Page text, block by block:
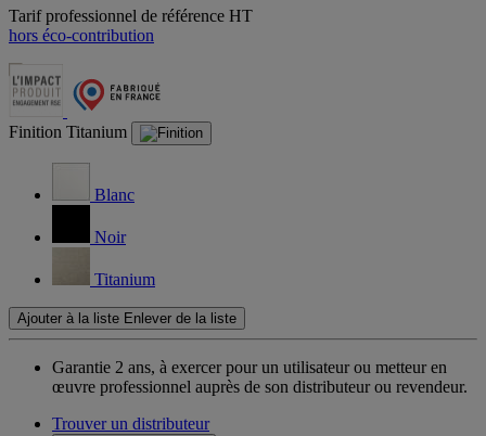
Tarif professionnel de référence HT
hors éco-contribution
Finition Titanium
Blanc
Noir
Titanium
Ajouter à la liste Enlever de la liste
Garantie 2 ans, à exercer pour un utilisateur ou metteur en
œuvre professionnel auprès de son distributeur ou revendeur.
Trouver un distributeur